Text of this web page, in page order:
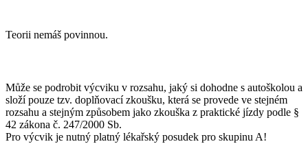
Teorii nemáš povinnou.
Může se podrobit výcviku v rozsahu, jaký si dohodne s autoškolou a
složí pouze tzv. doplňovací zkoušku, která se provede ve stejném
rozsahu a stejným způsobem jako zkouška z praktické jízdy podle §
42 zákona č. 247/2000 Sb.
Pro výcvik je nutný platný lékařský posudek pro skupinu A!